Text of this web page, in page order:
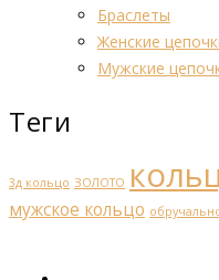
Браслеты
Женские
Мужские
Теги
3д кольцо ЗОЛОТО
мужское кольцо